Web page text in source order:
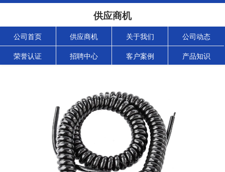
供应商机
公司首页 供应商机 关于我们 公司动态
荣誉认证 招聘中心 客户案例 产品知识